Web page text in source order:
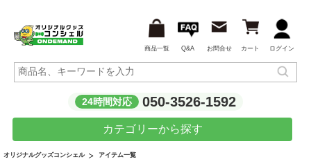
商品一覧 Q&A お問合せ カート ログイン
24時間対応 050-3526-1592
カテゴリーから探す
オリジナルグッズコンシェル アイテム一覧